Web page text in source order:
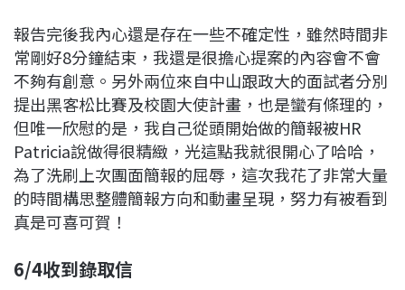
報告完後我內心還是存在一些不確定性，雖然時間非
常剛好8分鐘結束，我還是很擔心提案的內容會不會
不夠有創意。另外兩位來自中山跟政大的面試者分別
提出黑客松比賽及校園大使計畫，也是蠻有條理的，
但唯一欣慰的是，我自己從頭開始做的簡報被HR
Patricia說做得很精緻，光這點我就很開心了哈哈，
為了洗刷上次團面簡報的屈辱，這次我花了非常大量
的時間構思整體簡報方向和動畫呈現，努力有被看到
真是可喜可賀！
6/4收到錄取信